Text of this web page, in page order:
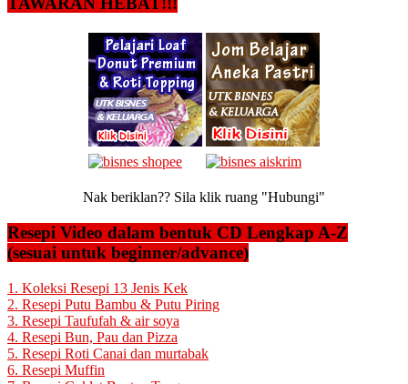
Nak beriklan?? Sila klik ruang "Hubungi"
Resepi Video dalam bentuk CD Lengkap A-Z
(sesuai untuk beginner/advance)
1. Koleksi Resepi 13 Jenis Kek
2. Resepi Putu Bambu & Putu Piring
3. Resepi Taufufah & air soya
4. Resepi Bun, Pau dan Pizza
5. Resepi Roti Canai dan murtabak
6. Resepi Muffin